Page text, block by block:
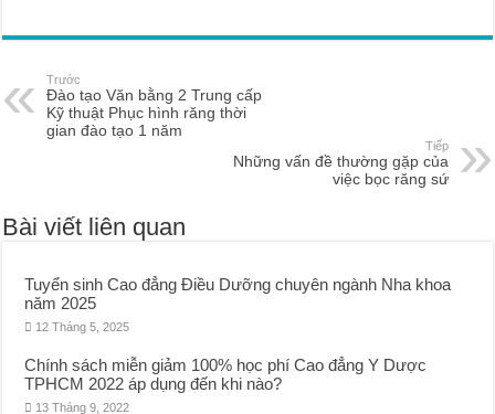
Trước
Đào tạo Văn bằng 2 Trung cấp
Kỹ thuật Phục hình răng thời
gian đào tạo 1 năm
Tiếp
Những vấn đề thường gặp của
việc bọc răng sứ
Bài viết liên quan
Tuyển sinh Cao đẳng Điều Dưỡng chuyên ngành Nha khoa
năm 2025
12 Tháng 5, 2025
Chính sách miễn giảm 100% học phí Cao đẳng Y Dược
TPHCM 2022 áp dụng đến khi nào?
13 Tháng 9, 2022